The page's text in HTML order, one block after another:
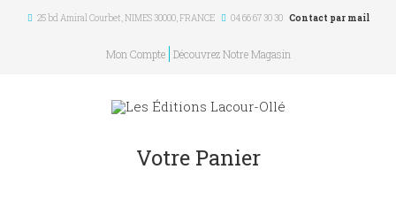
25 bd Amiral Courbet, NIMES 30000,FRANCE 04 66 67 30 30 Contact par mail
Mon Compte Découvrez Notre Magasin
Votre Panier